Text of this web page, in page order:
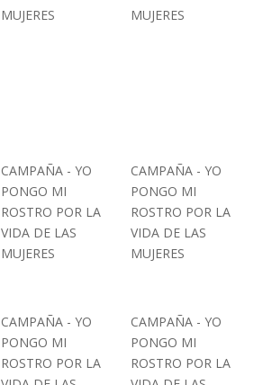
MUJERES
MUJERES
CAMPAÑA - YO
PONGO MI
ROSTRO POR LA
VIDA DE LAS
MUJERES
CAMPAÑA - YO
PONGO MI
ROSTRO POR LA
VIDA DE LAS
MUJERES
CAMPAÑA - YO
PONGO MI
ROSTRO POR LA
CAMPAÑA - YO
PONGO MI
ROSTRO POR LA